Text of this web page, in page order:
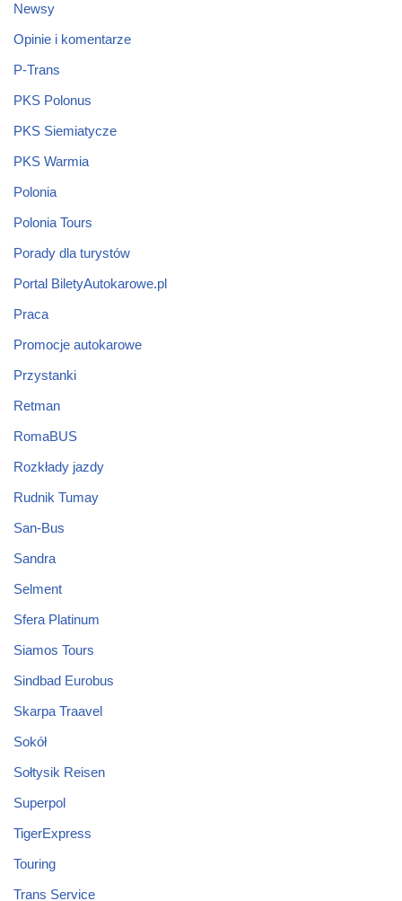
Newsy
Opinie i komentarze
P-Trans
PKS Polonus
PKS Siemiatycze
PKS Warmia
Polonia
Polonia Tours
Porady dla turystów
Portal BiletyAutokarowe.pl
Praca
Promocje autokarowe
Przystanki
Retman
RomaBUS
Rozkłady jazdy
Rudnik Tumay
San-Bus
Sandra
Selment
Sfera Platinum
Siamos Tours
Sindbad Eurobus
Skarpa Traavel
Sokół
Sołtysik Reisen
Superpol
TigerExpress
Touring
Trans Service